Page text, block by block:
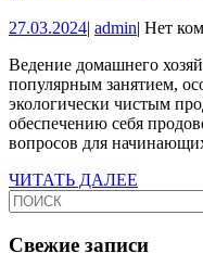
27.03.202427.03.2024
| adminadmin
| Нет
Ведение домашнего
популярным занятием,
экологически чистым
обеспечению себя
вопросов для
ЧИТАТЬ ДАЛЕЕ
Найти:
Свежие записи